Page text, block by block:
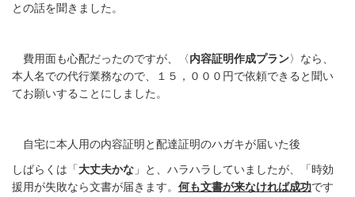
との話を聞きました。
費用面も心配だったのですが、〈内容証明作成プラン〉なら、
本人名での代行業務なので、１５，０００円で依頼できると聞い
てお願いすることにしました。
自宅に本人用の内容証明と配達証明のハガキが届いた後
しばらくは「大丈夫かな 」と、ハラハラしていましたが、「時効
援用が失敗なら文書が届きます。 何も文書が来なければ成功です